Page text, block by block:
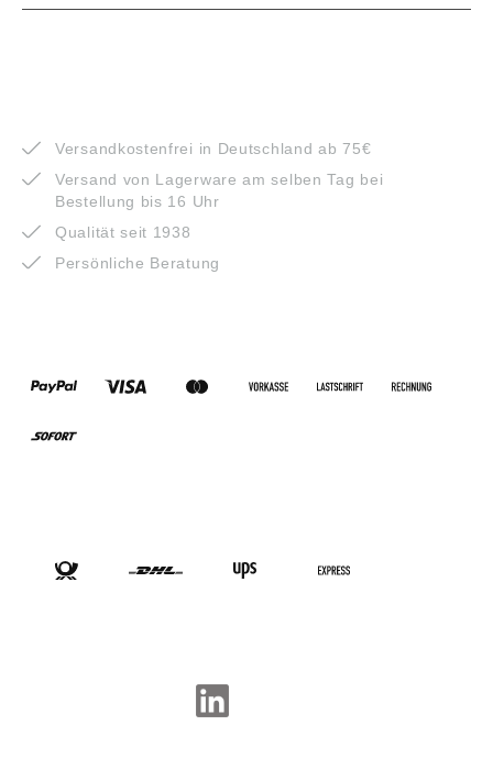
Versandkostenfrei in Deutschland ab 75€
Versand von Lagerware am selben Tag bei
Bestellung bis 16 Uhr
Qualität seit 1938
Persönliche Beratung